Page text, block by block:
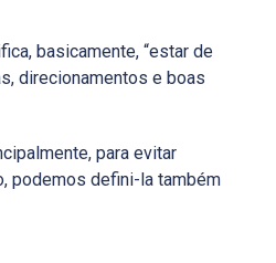
basicamente, “estar de
direcionamentos e boas
para evitar
podemos defini-la também